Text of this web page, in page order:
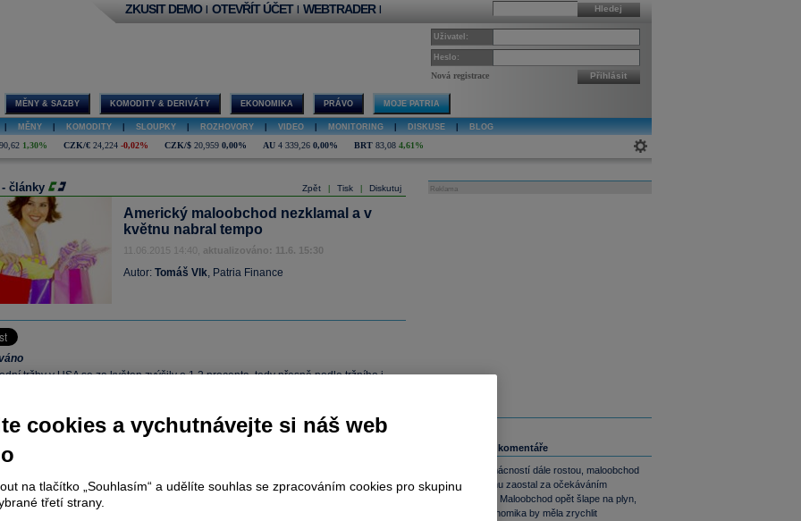
Hledej
ZKUSIT DEMO | OTEVŘÍT ÚČET | WEBTRADER |
Uživatel:
Heslo:
Nová registrace Přihlásit
MĚNY & SAZBY KOMODITY & DERIVÁTY EKONOMIKA PRÁVO MOJE PATRIA
MĚNY KOMODITY SLOUPKY ROZHOVORY VIDEO MONITORING DISKUSE BLOG
1,30% CZK/€ 24,224 -0,02% CZK/$ 20,959 0,00% AU 4 339,26 0,00% BRT 83,08 4,61%
Zpět Tisk Diskutuj
- články
Americký maloobchod nezklamal a v
květnu nabral tempo
11.06.2015 14:40, aktualizováno: 11.6. 15:30
Autor: Tomáš Vlk, Patria Finance
tržby v USA se za květen zvýšily o 1,2 procenta, tedy přesně podle tržního i
článku je dostupné jen klientům placených služeb Patria Plus
/
Pluspřípadně uživatelům platformy
. Pokud jste klientem
služeb, potom je nutné se
Reklama
Související komentáře
Útraty domácností dále rostou, maloobchod
ale v červnu zaostal za očekáváním
Jan Bureš: Maloobchod opět šlape na plyn,
česká ekonomika by měla zrychlit
cookies a vychutnávejte si náš web
na tlačítko „Souhlasím“ a udělíte souhlas se zpracováním cookies pro skupinu
třetí strany.